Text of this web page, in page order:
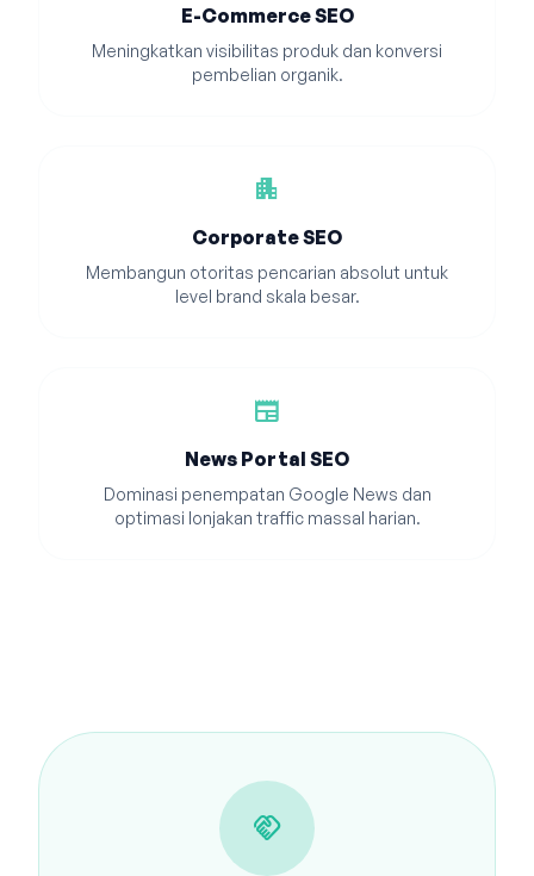
E-Commerce SEO
Meningkatkan visibilitas produk dan konversi
pembelian organik.
apartment
Corporate SEO
Membangun otoritas pencarian absolut untuk
level brand skala besar.
newspaper
News Portal SEO
Dominasi penempatan Google News dan
optimasi lonjakan traffic massal harian.
handshake